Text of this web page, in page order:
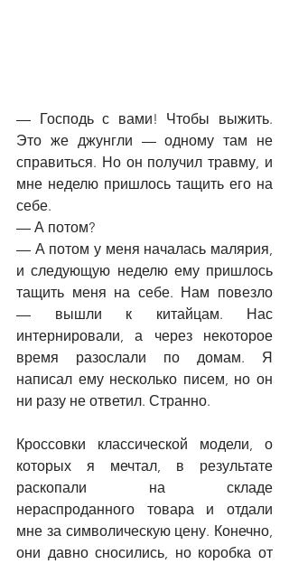
— Господь с вами! Чтобы выжить.
Это же джунгли — одному там не
справиться. Но он получил травму, и
мне неделю пришлось тащить его на
себе.
— А потом?
— А потом у меня началась малярия,
и следующую неделю ему пришлось
— вышли к китайцам. Нас
интернировали, а через некоторое
время разослали по домам. Я
написал ему несколько писем, но он
ни разу не ответил. Странно.
Кроссовки классической модели, о
которых я мечтал, в результате
раскопали на складе
нераспроданного товара и отдали
мне за символическую цену. Конечно,
они давно сносились, но коробка от